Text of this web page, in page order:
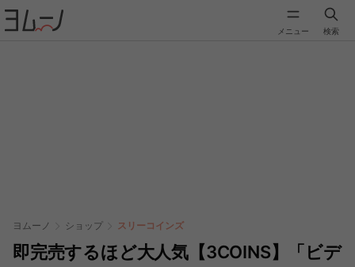
メニュー 検索
ヨムーノ ショップ スリーコインズ
即完売するほど大人気【3COINS】「ビデ